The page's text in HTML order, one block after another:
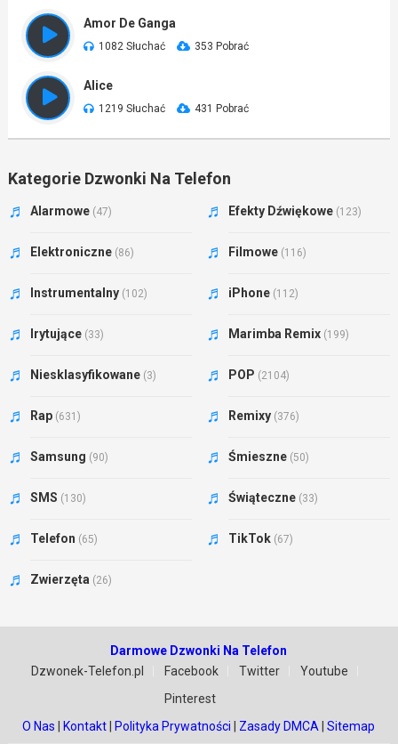
Amor De Ganga
1082 Słuchać 353 Pobrać
Alice
1219 Słuchać 431 Pobrać
Kategorie Dzwonki Na Telefon
Alarmowe (47) Efekty Dźwiękowe (123)
Elektroniczne (86) Filmowe (116)
Instrumentalny (102) iPhone (112)
Irytujące (33) Marimba Remix (199)
Niesklasyfikowane (3) POP (2104)
Rap (631) Remixy (376)
Samsung (90) Śmieszne (50)
SMS (130) Świąteczne (33)
Telefon (65) TikTok (67)
Zwierzęta (26)
Darmowe Dzwonki Na Telefon
Dzwonek-Telefon.pl
Facebook Twitter
Youtube
Pinterest
O Nas
Kontakt Polityka Prywatności Zasady DMCA |Sitemap